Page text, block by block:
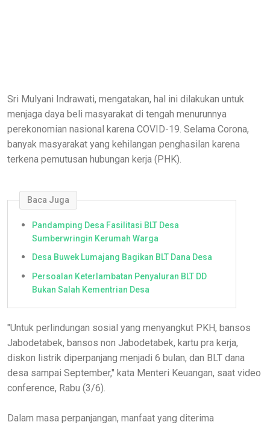
Sri Mulyani Indrawati, mengatakan, hal ini dilakukan untuk
menjaga daya beli masyarakat di tengah menurunnya
perekonomian nasional karena COVID-19. Selama Corona,
banyak masyarakat yang kehilangan penghasilan karena
terkena pemutusan hubungan kerja (PHK).
Baca Juga
Pandamping Desa Fasilitasi BLT Desa
Sumberwringin Kerumah Warga
Desa Buwek Lumajang Bagikan BLT Dana Desa
Persoalan Keterlambatan Penyaluran BLT DD
Bukan Salah Kementrian Desa
"Untuk perlindungan sosial yang menyangkut PKH, bansos
Jabodetabek, bansos non Jabodetabek, kartu pra kerja,
diskon listrik diperpanjang menjadi 6 bulan, dan BLT dana
desa sampai September," kata Menteri Keuangan, saat video
conference, Rabu (3/6).
Dalam masa perpanjangan, manfaat yang diterima